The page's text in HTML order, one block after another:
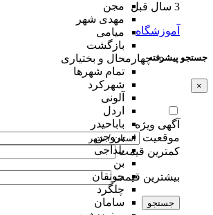
مجن
مهدی شهر
میامی
بازگشت
چهارمحال و بختیاری
تمام شهر‌ها
شهرکرد
آلونی
اردل
باباحیدر
بروجن
بلداجی
بن
جونقان
چلگرد
سامان
3 سال قبل
آموزشگاه
جستجو پیشرفته
×
آگهی ویژه
موقعیت
کمترین قیمت
بیشترین قیمت
جستجو